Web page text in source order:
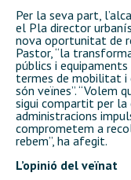
Per la seva part,
el Pla director
nova oportunitat de
Pastor, “la
públics i
termes de mobilitat i
són veïnes”. “Volem
sigui compartit per la
administracions
comprometem a
rebem”, ha afegit.
L’opinió del veïnat